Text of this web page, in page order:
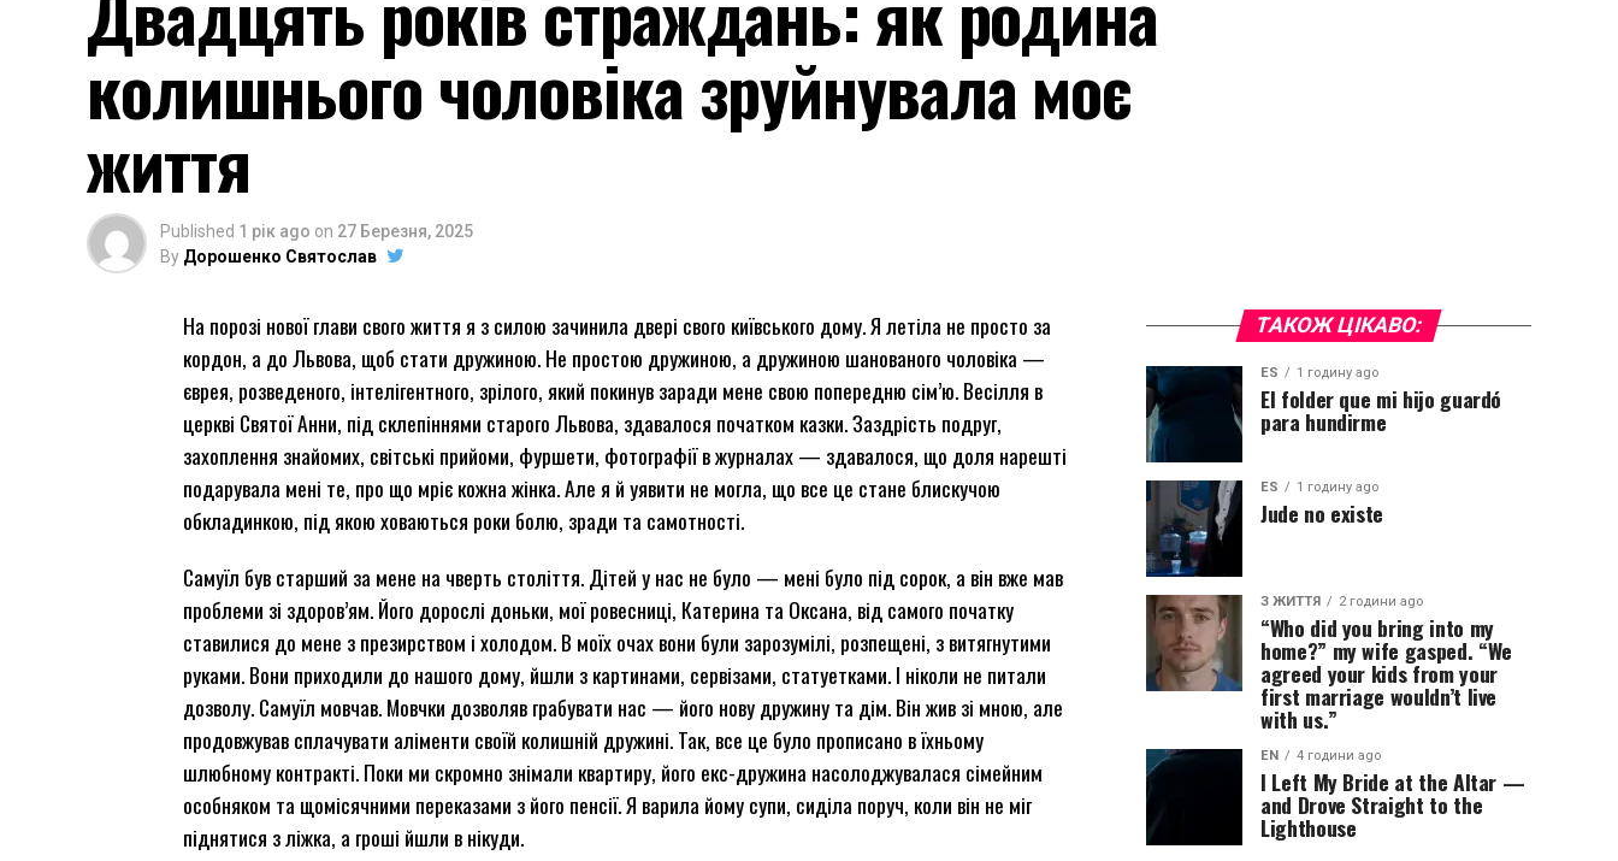
колишнього чоловіка зруйнувала моє
життя
Published 1 рік ago on 27 Березня, 2025
By Дорошенко Святослав
На порозі нової глави свого життя я з силою зачинила двері свого київського дому. Я летіла не просто за
кордон, а до Львова, щоб стати дружиною. Не простою дружиною, а дружиною шанованого чоловіка —
єврея, розведеного, інтелігентного, зрілого, який покинув заради мене свою попередню сім’ю. Весілля в
церкві Святої Анни, під склепіннями старого Львова, здавалося початком казки. Заздрість подруг,
захоплення знайомих, світські прийоми, фуршети, фотографії в журналах — здавалося, що доля нарешті
подарувала мені те, про що мріє кожна жінка. Але я й уявити не могла, що все це стане блискучою
обкладинкою, під якою ховаються роки болю, зради та самотності.
Самуїл був старший за мене на чверть століття. Дітей у нас не було — мені було під сорок, а він вже мав
проблеми зі здоров’ям. Його дорослі доньки, мої ровесниці, Катерина та Оксана, від самого початку
ставилися до мене з презирством і холодом. В моїх очах вони були зарозумілі, розпещені, з витягнутими
руками. Вони приходили до нашого дому, йшли з картинами, сервізами, статуетками. І ніколи не питали
дозволу. Самуїл мовчав. Мовчки дозволяв грабувати нас — його нову дружину та дім. Він жив зі мною, але
продовжував сплачувати аліменти своїй колишній дружині. Так, все це було прописано в їхньому
шлюбному контракті. Поки ми скромно знімали квартиру, його екс-дружина насолоджувалася сімейним
особняком та щомісячними переказами з його пенсії. Я варила йому супи, сиділа поруч, коли він не міг
піднятися з ліжка, а гроші йшли в нікуди.
ТАКОЖ ЦІКАВО:
ES 1 годину ago
El folder que mi hijo guardó
para hundirme
ES 1 годину ago
Jude no existe
З ЖИТТЯ 2 години ago
“Who did you bring into my
home?” my wife gasped. “We
agreed your kids from your
first marriage wouldn’t live
with us.”
EN 4 години ago
I Left My Bride at the Altar —
and Drove Straight to the
Lighthouse